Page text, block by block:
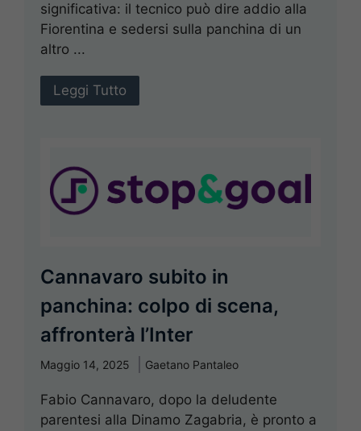
significativa: il tecnico può dire addio alla
Fiorentina e sedersi sulla panchina di un
altro ...
Leggi Tutto
Cannavaro subito in
panchina: colpo di scena,
affronterà l’Inter
Maggio 14, 2025 Gaetano Pantaleo
Fabio Cannavaro, dopo la deludente
parentesi alla Dinamo Zagabria, è pronto a